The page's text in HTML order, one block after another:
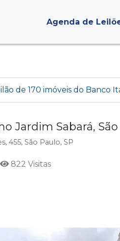
Agenda de
de 170 imóveis do Banco
Jardim Sabará, São
455, São Paulo, SP
822 Visitas